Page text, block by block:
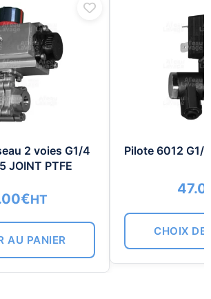
2 voies G1/4
JOINT PTFE
€HT
AU PANIER
Pilote 6012 G1/
CHOIX